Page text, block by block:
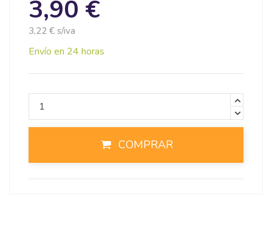
3,90 €
3,22 € s/iva
Envío en 24 horas
COMPRAR